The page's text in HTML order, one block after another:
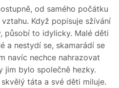
od samého počátku
Když popisuje sžívání
působí to idylicky. Malé děti
a nestydí se, skamarádí se
navíc nechce nahrazovat
jim bylo společně hezky.
táta a své děti miluje.